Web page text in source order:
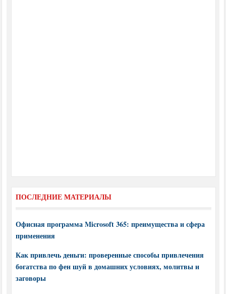
ПОСЛЕДНИЕ МАТЕРИАЛЫ
Офисная программа Microsoft 365: преимущества и сфера
применения
Как привлечь деньги: проверенные способы привлечения
богатства по фен шуй в домашних условиях, молитвы и
заговоры